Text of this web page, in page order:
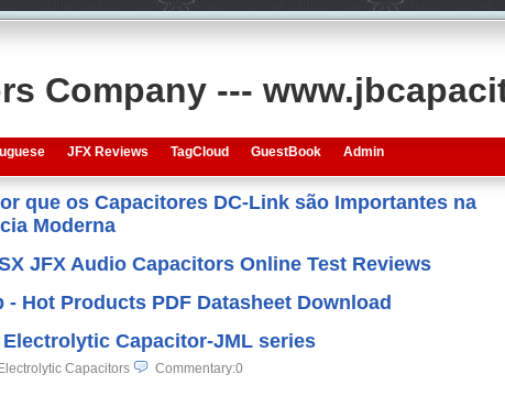
Company ---
JFX Reviews TagCloud GuestBook Admin
que os Capacitores DC-Link são Importantes na
Moderna
JFX Audio Capacitors Online Test Reviews
- Hot Products PDF Datasheet Download
Capacitor-JML series
Capacitors Commentary:0